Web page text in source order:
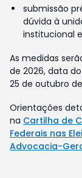
submissão
dúvida à
institucional
As medidas
de 2026, data
25 de outubro
Orientações
na Cartilha de
Federais nas
Advocacia-